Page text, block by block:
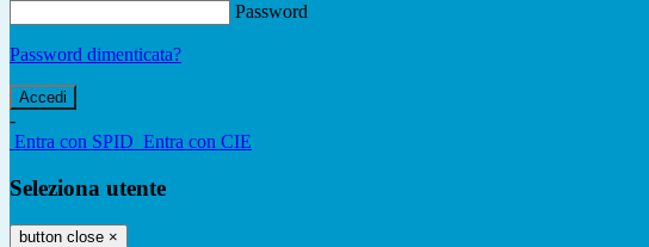
Password
Password dimenticata?
-
Entra con SPID Entra con CIE
Seleziona utente
button close ×